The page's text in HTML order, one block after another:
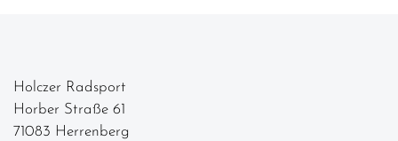
Holczer Radsport
Horber Straße 61
71083 Herrenberg